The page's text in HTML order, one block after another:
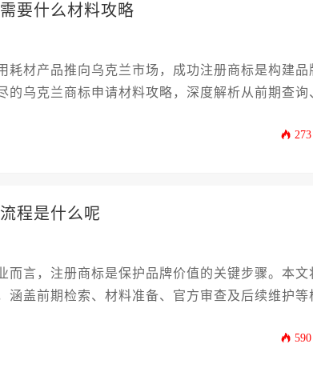
要什么材料攻略
耗材产品推向乌克兰市场，成功注册商标是构建品
的乌克兰商标申请材料攻略，深度解析从前期查询
兰医疗市场获得坚实法律保障。
273
程是什么呢
而言，注册商标是保护品牌价值的关键步骤。本文
涵盖前期检索、材料准备、官方审查及后续维护等
590